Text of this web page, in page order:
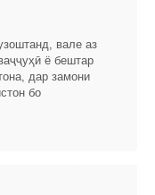
вале аз
ё бештар
дар замони
бо